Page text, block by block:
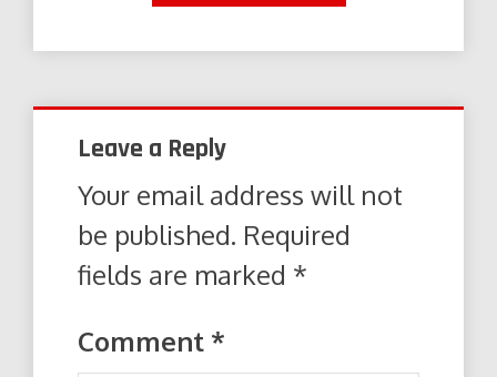
Leave a Reply
Your email address will not
be published. Required
fields are marked *
Comment *